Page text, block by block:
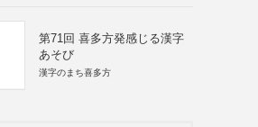
第71回 喜多方発感じる漢字
あそび
漢字のまち喜多方